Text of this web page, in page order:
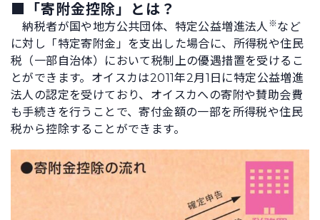
■「寄附金控除」とは？
納税者が国や地方公共団体、特定公益増進法人 ※など
に対し「特定寄附金」を支出した場合に、所得税や住民
税（一部自治体）において税制上の優遇措置を受けるこ
とができます。オイスカは2011年2月1日に特定公益増進
法人の認定を受けており、オイスカへの寄附や賛助会費
も手続きを行うことで、寄付金額の一部を所得税や住民
税から控除することができます。